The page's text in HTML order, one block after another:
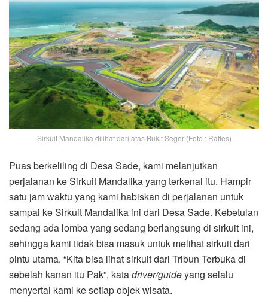
Sirkuit Mandalika dilihat dari atas Bukit Seger (Foto : Rafles)
Puas berkeliling di Desa Sade, kami melanjutkan
perjalanan ke Sirkuit Mandalika yang terkenal itu. Hampir
satu jam waktu yang kami habiskan di perjalanan untuk
sampai ke Sirkuit Mandalika ini dari Desa Sade. Kebetulan
sedang ada lomba yang sedang berlangsung di sirkuit ini,
sehingga kami tidak bisa masuk untuk melihat sirkuit dari
pintu utama. “Kita bisa lihat sirkuit dari Tribun Terbuka di
sebelah kanan itu Pak”, katadriver/guideyang selalu
menyertai kami ke setiap objek wisata.